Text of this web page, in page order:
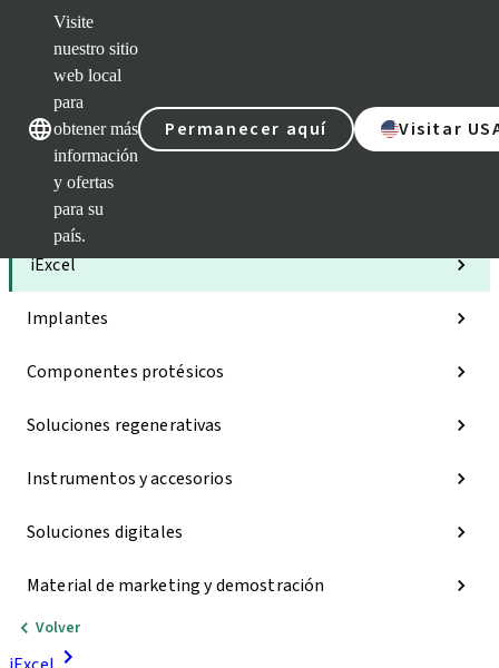
Visite
nuestro sitio
web local
para
obtener más
información
y ofertas
para su
país.
Permanecer aquí Visitar
Nuestras marcas Nuestras
Categorías
iExcel
Implantes
Componentes protésicos
Soluciones regenerativas
Instrumentos y accesorios
Soluciones digitales
Material de marketing y demostración
Volver